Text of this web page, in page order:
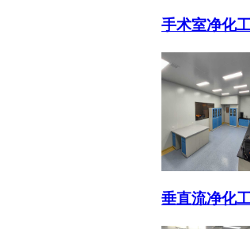
手术室净化
垂直流净化